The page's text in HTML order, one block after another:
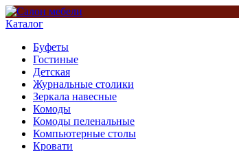
Каталог
Буфеты
Гостиные
Детская
Журнальные столики
Зеркала навесные
Комоды
Комоды пеленальные
Компьютерные столы
Кровати